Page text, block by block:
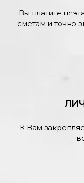
Вы платите
сметам и точно
К Вам